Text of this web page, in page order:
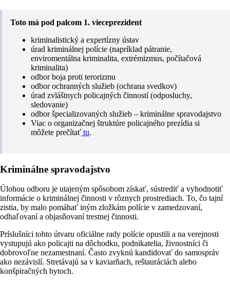
Toto má pod palcom 1. vieceprezident
kriminalistický a expertízny ústav
úrad kriminálnej polície (napríklad pátranie,
enviromentálna kriminalita, extrémizmus, počítačová
kriminalita)
odbor boja proti terorizmu
odbor ochranných služieb (ochrana svedkov)
úrad zvláštnych policajných činností (odposluchy,
sledovanie)
odbor špecializovaných služieb – kriminálne spravodajstvo
Viac o organizačnej štruktúre policajného prezídia si
môžete prečítať tu.
Kriminálne spravodajstvo
Úlohou odboru je utajeným spôsobom získať, sústrediť a vyhodnotiť
informácie o kriminálnej činnosti v rôznych prostrediach. To, čo tajní
zistia, by malo pomáhať iným zložkám polície v zamedzovaní,
odhaľovaní a objasňovaní trestnej činnosti.
Príslušníci tohto útvaru oficiálne rady polície opustili a na verejnosti
vystupujú ako policajti na dôchodku, podnikatelia, živnostníci či
dobrovoľne nezamestnaní. Často zvyknú kandidovať do samospráv
ako nezávislí. Stretávajú sa v kaviarňach, reštauráciách alebo
konšpiračných bytoch.